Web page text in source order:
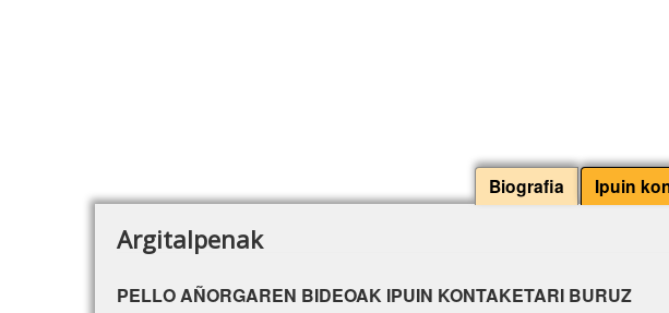
Biografia Ipuin
Argitalpenak
PELLO AÑORGAREN BIDEOAK IPUIN KONTAKETARI BURUZ